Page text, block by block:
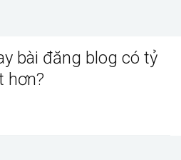
bài đăng blog có tỷ
hơn?